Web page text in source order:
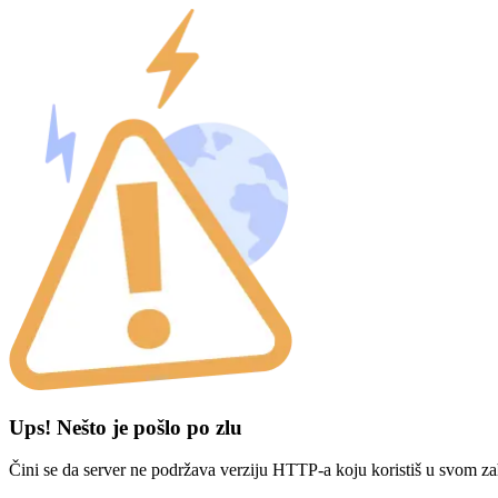
Ups! Nešto je pošlo po zlu
Čini se da server ne podržava verziju HTTP-a koju koristiš u svom